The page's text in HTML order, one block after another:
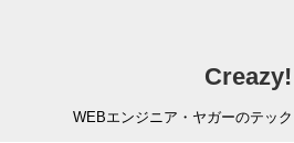
Creazy!
WEBエンジニア・ヤガーのテッ